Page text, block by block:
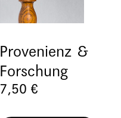
Provenienz &
Forschung
7,50 €